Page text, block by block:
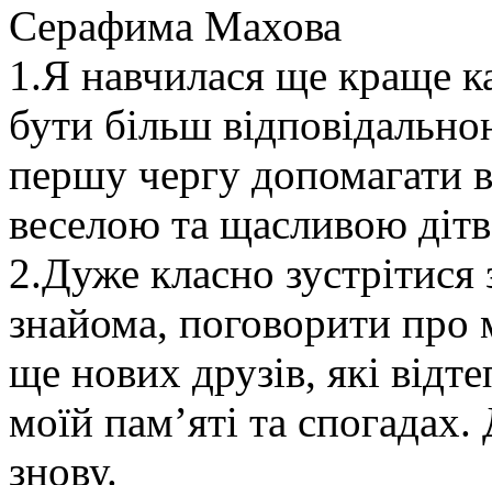
Серафима Махова
1.Я навчилася ще краще
бути більш
першу чергу допомагати
веселою та щасливою
2.Дуже класно
знайома, поговорити про
ще нових друзів, які
моїй пам’яті та
знову.